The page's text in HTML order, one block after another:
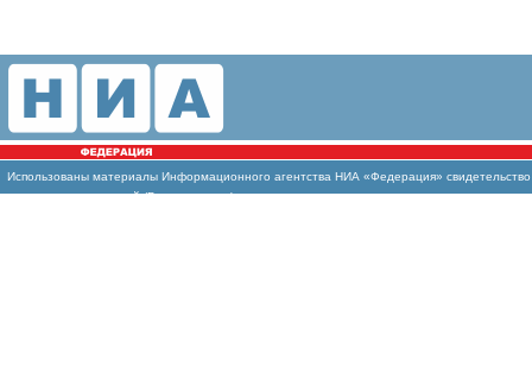
Использованы материалы Информационного агентства НИА «Федерация»
массовых коммуникаций (Роскомнадзор)